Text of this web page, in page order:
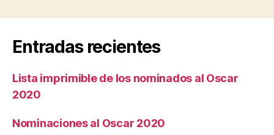
Entradas recientes
Lista imprimible de los nominados al Oscar
2020
Nominaciones al Oscar 2020